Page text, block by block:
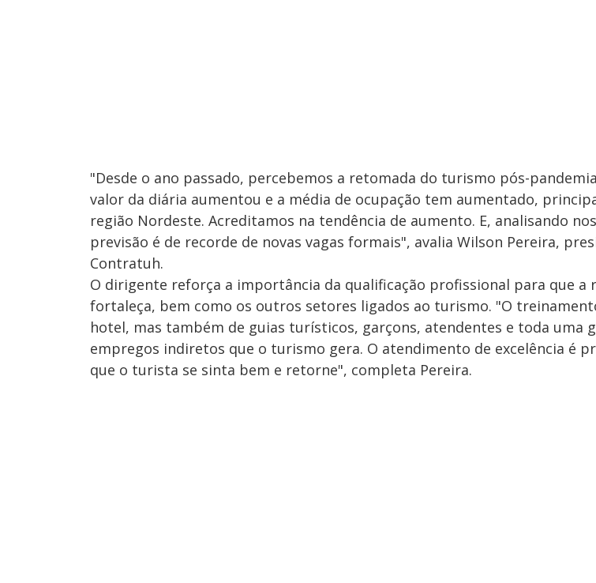
"Desde o ano passado, percebemos a retomada do turismo pós-
valor da diária aumentou e a média de ocupação tem aumentado,
região Nordeste. Acreditamos na tendência de aumento. E, analisando
previsão é de recorde de novas vagas formais", avalia Wilson Pereira,
Contratuh.
O dirigente reforça a importância da qualificação profissional para que a
fortaleça, bem como os outros setores ligados ao turismo. "O
hotel, mas também de guias turísticos, garçons, atendentes e toda uma
empregos indiretos que o turismo gera. O atendimento de excelência é
que o turista se sinta bem e retorne", completa Pereira.